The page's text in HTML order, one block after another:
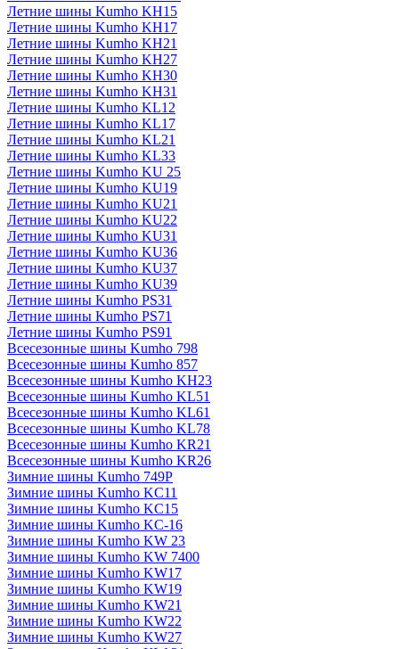
Летние шины Kumho KH15
Летние шины Kumho KH17
Летние шины Kumho KH21
Летние шины Kumho KH27
Летние шины Kumho KH30
Летние шины Kumho KH31
Летние шины Kumho KL12
Летние шины Kumho KL17
Летние шины Kumho KL21
Летние шины Kumho KL33
Летние шины Kumho KU 25
Летние шины Kumho KU19
Летние шины Kumho KU21
Летние шины Kumho KU22
Летние шины Kumho KU31
Летние шины Kumho KU36
Летние шины Kumho KU37
Летние шины Kumho KU39
Летние шины Kumho PS31
Летние шины Kumho PS71
Летние шины Kumho PS91
Всесезонные шины Kumho 798
Всесезонные шины Kumho 857
Всесезонные шины Kumho KH23
Всесезонные шины Kumho KL51
Всесезонные шины Kumho KL61
Всесезонные шины Kumho KL78
Всесезонные шины Kumho KR21
Всесезонные шины Kumho KR26
Зимние шины Kumho 749P
Зимние шины Kumho KC11
Зимние шины Kumho KC15
Зимние шины Kumho KC-16
Зимние шины Kumho KW 23
Зимние шины Kumho KW 7400
Зимние шины Kumho KW17
Зимние шины Kumho KW19
Зимние шины Kumho KW21
Зимние шины Kumho KW22
Зимние шины Kumho KW27